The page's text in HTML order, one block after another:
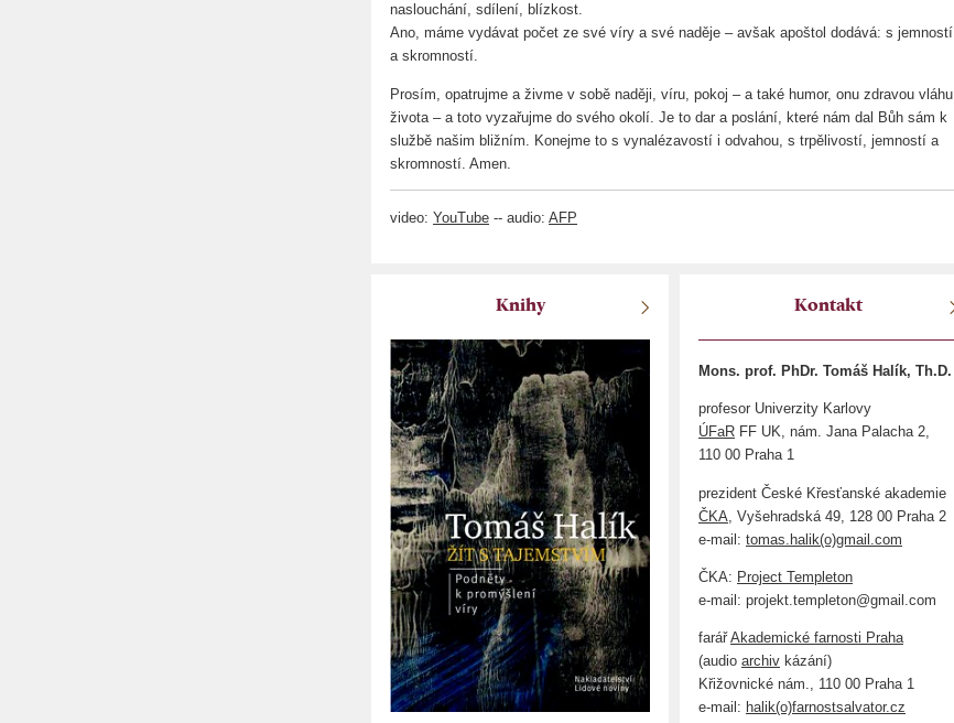
naslouchání, sdílení, blízkost.
Ano, máme vydávat počet ze své víry a své naděje – avšak apoštol dodává: s jemností
a skromností.
Prosím, opatrujme a živme v sobě naději, víru, pokoj – a také humor, onu zdravou vláhu
života – a toto vyzařujme do svého okolí. Je to dar a poslání, které nám dal Bůh sám k
službě našim bližním. Konejme to s vynalézavostí i odvahou, s trpělivostí, jemností a
skromností. Amen.
video: YouTube -- audio: AFP
Knihy Kontakt
Mons. prof. PhDr. Tomáš Halík, Th.D.
profesor Univerzity Karlovy
ÚFaR FF UK, nám. Jana Palacha 2,
110 00 Praha 1
prezident České Křesťanské akademie
ČKA , Vyšehradská 49, 128 00 Praha 2
e-mail: tomas.halik(o)gmail.com
ČKA: Project Templeton
e-mail: projekt.templeton@gmail.com
farářAkademické farnosti Praha
(audio archiv kázání)
Křižovnické nám., 110 00 Praha 1
e-mail: halik(o)farnostsalvator.cz